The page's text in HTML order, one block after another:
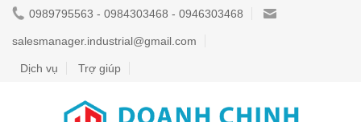
0989795563 - 0984303468 - 0946303468
salesmanager.industrial@gmail.com
Dịch vụ Trợ giúp